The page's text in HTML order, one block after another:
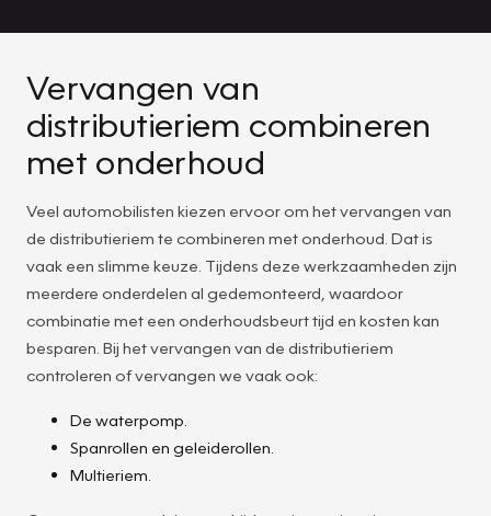
Vervangen van
distributieriem combineren
met onderhoud
Veel automobilisten kiezen ervoor om het vervangen van
de distributieriem te combineren met onderhoud. Dat is
vaak een slimme keuze. Tijdens deze werkzaamheden zijn
meerdere onderdelen al gedemonteerd, waardoor
combinatie met een onderhoudsbeurt tijd en kosten kan
besparen. Bij het vervangen van de distributieriem
controleren of vervangen we vaak ook:
De waterpomp.
Spanrollen en geleiderollen.
Multieriem.